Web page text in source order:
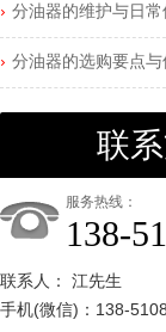
分油器的维护与日常
分油器的选购要点
联
服务热线：
138-
联系人： 江先生
手机(微信)：138-